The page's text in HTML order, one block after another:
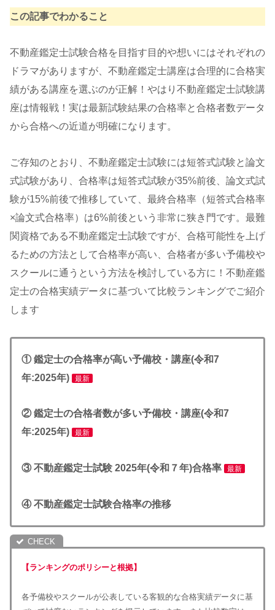
この記事でわかること
不動産鑑定士試験合格を目指す目的や想いにはそれぞれの
ドラマがありますが、不動産鑑定士講座は合理的に合格実
績がある講座を選ぶのが正解！やはり不動産鑑定士試験講
座は情報戦！実は最新試験結果の合格率と合格者数データ
から合格への近道が明確になります。
ご存知のとおり、不動産鑑定士試験には短答式試験と論文
式試験があり、合格率は短答式試験が35%前後、論文式試
験が15%前後で推移していて、最終合格率（短答式合格率
×論文式合格率）は6%前後という非常に狭き門です。最難
関資格である不動産鑑定士試験ですが、合格可能性を上げ
るための方法として合格率が高い、合格者が多い予備校や
スクールに通うという方法を検討している方に！不動産鑑
定士の合格実績データに基づいて比較ランキングでご紹介
します
① 鑑定士の合格率が高い予備校・講座(令和7
年:2025年)
最新
② 鑑定士の合格者数が多い予備校・ 講座(令和7
年:2025年)
最新
③ 不動産鑑定士試験 2025年(令和７年)合格率 最新
④ 不動産鑑定士試験合格率の推移
【ランキングのポリシーと根拠】
各予備校やスクールが公表している客観的な合格実績データに基